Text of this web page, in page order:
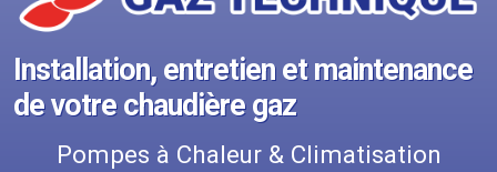
Installation, entretien et maintenance
de votre chaudière gaz
Pompes à Chaleur & Climatisation